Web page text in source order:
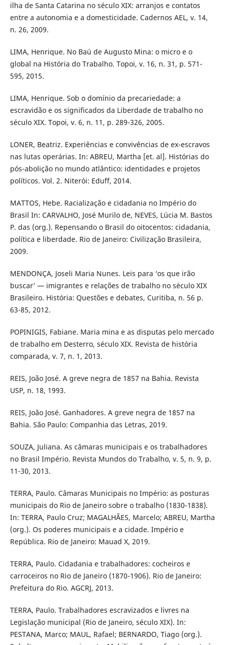
ilha de Santa Catarina no século XIX: arranjos e contatos
entre a autonomia e a domesticidade. Cadernos AEL, v. 14,
n. 26, 2009.
LIMA, Henrique. No Baú de Augusto Mina: o micro e o
global na História do Trabalho. Topoi, v. 16, n. 31, p. 571-
595, 2015.
LIMA, Henrique. Sob o domínio da precariedade: a
escravidão e os significados da Liberdade de trabalho no
século XIX. Topoi, v. 6, n. 11, p. 289-326, 2005.
LONER, Beatriz. Experiências e convivências de ex-escravos
nas lutas operárias. In: ABREU, Martha [et. al]. Histórias do
pós-abolição no mundo atlântico: identidades e projetos
políticos. Vol. 2. Niterói: Eduff, 2014.
MATTOS, Hebe. Racialização e cidadania no Império do
Brasil In: CARVALHO, José Murilo de, NEVES, Lúcia M. Bastos
P. das (org.). Repensando o Brasil do oitocentos: cidadania,
política e liberdade. Rio de Janeiro: Civilização Brasileira,
2009.
MENDONÇA, Joseli Maria Nunes. Leis para ‘os que irão
buscar’ — imigrantes e relações de trabalho no século XIX
Brasileiro. História: Questões e debates, Curitiba, n. 56 p.
63-85, 2012.
POPINIGIS, Fabiane. Maria mina e as disputas pelo mercado
de trabalho em Desterro, século XIX. Revista de história
comparada, v. 7, n. 1, 2013.
REIS, João José. A greve negra de 1857 na Bahia. Revista
USP, n. 18, 1993.
REIS, João José. Ganhadores. A greve negra de 1857 na
Bahia. São Paulo: Companhia das Letras, 2019.
SOUZA, Juliana. As câmaras municipais e os trabalhadores
no Brasil Império. Revista Mundos do Trabalho, v. 5, n. 9, p.
11-30, 2013.
TERRA, Paulo. Câmaras Municipais no Império: as posturas
municipais do Rio de Janeiro sobre o trabalho (1830-1838).
In: TERRA, Paulo Cruz; MAGALHÃES, Marcelo; ABREU, Martha
(org.). Os poderes municipais e a cidade. Império e
República. Rio de Janeiro: Mauad X, 2019.
TERRA, Paulo. Cidadania e trabalhadores: cocheiros e
carroceiros no Rio de Janeiro (1870-1906). Rio de Janeiro:
Prefeitura do Rio. AGCRJ, 2013.
TERRA, Paulo. Trabalhadores escravizados e livres na
Legislação municipal (Rio de Janeiro, século XIX). In:
PESTANA, Marco; MAUL, Rafael; BERNARDO, Tiago (org.).